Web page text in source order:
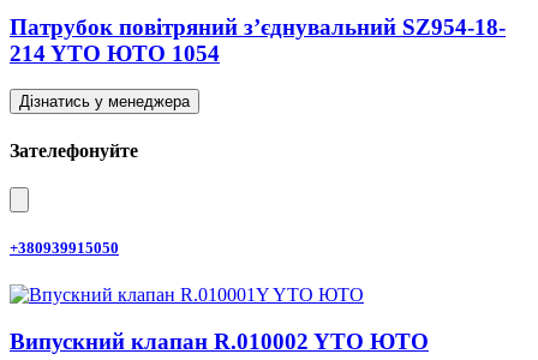
Патрубок повітряний з’єднувальний SZ954-18-
214 YTO ЮТО 1054
Дізнатись у менеджера
Зателефонуйте
+380939915050
Випускний клапан R.010002 YTO ЮТО